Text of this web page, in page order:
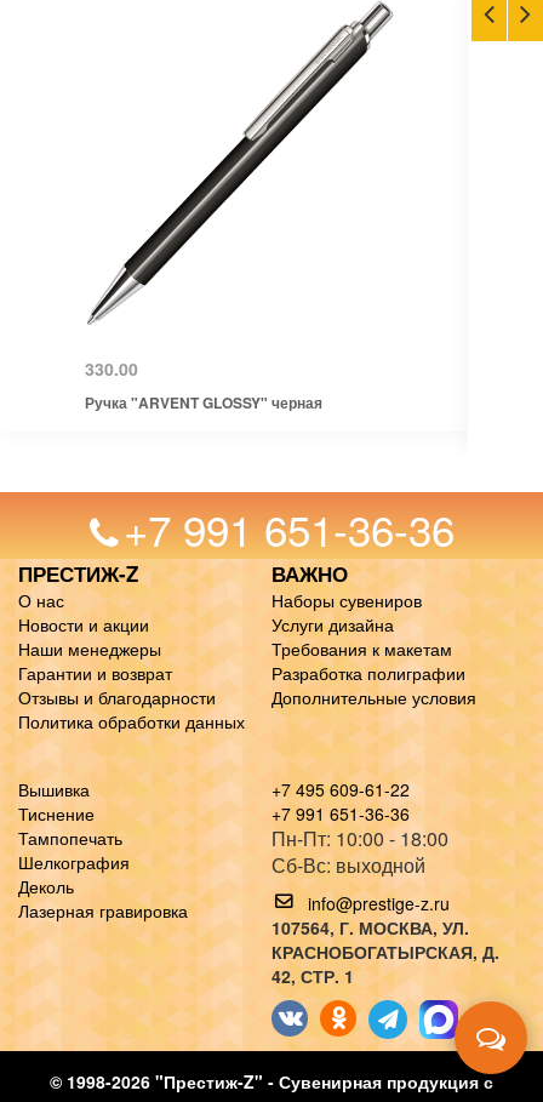
330.00
Ручка "ARVENT GLOSSY" черная
+7 991 651-36-36
ПРЕСТИЖ-Z
О нас
Новости и акции
Наши менеджеры
Гарантии и возврат
Отзывы и благодарности
Политика обработки данных
ВАЖНО
Наборы сувениров
Услуги дизайна
Требования к макетам
Разработка полиграфии
Дополнительные условия
Вышивка
Тиснение
Тампопечать
Шелкография
Деколь
Лазерная гравировка
+7 495 609-61-22
+7 991 651-36-36
Пн-Пт: 10:00 - 18:00
Сб-Вс: выходной
info@prestige-z.ru
107564, Г. МОСКВА, УЛ.
КРАСНОБОГАТЫРСКАЯ, Д.
42, СТР. 1
© 1998-2026 "Престиж-Z" - Сувенирная продукция с